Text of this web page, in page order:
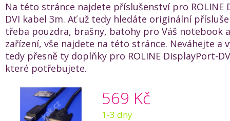
Na této stránce najdete příslušenství pro ROLINE
DVI kabel 3m. Ať už tedy hledáte originální
třeba pouzdra, brašny, batohy pro Váš notebook
zařízení, vše najdete na této stránce. Neváhejte a
tedy přesně ty doplňky pro ROLINE DisplayPort-
které potřebujete.
569 Kč
1-3 dny